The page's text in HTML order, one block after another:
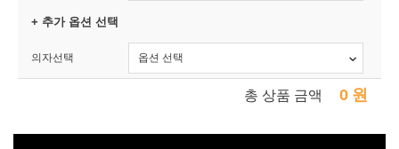
+ 추가 옵션 선택
의자선택
총 상품 금액 0 원